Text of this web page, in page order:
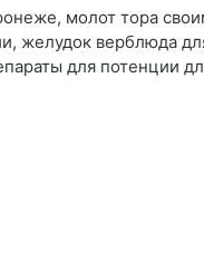
молот тора
желудок верблюда
для потенции